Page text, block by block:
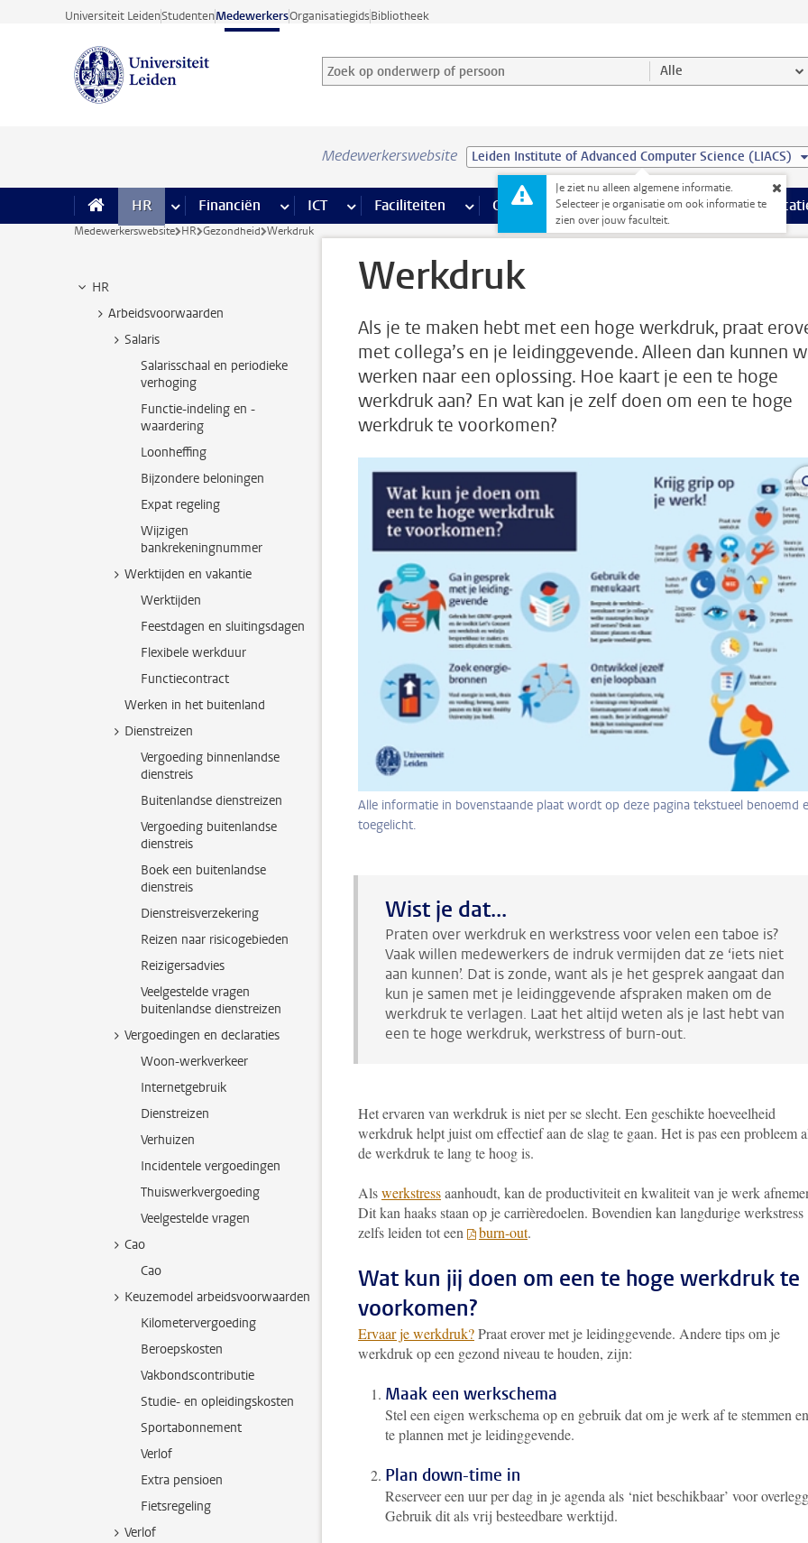
Ga direct naar de inhoud
Universiteit LeidenStudentenMedewerkersOrganisatiegidsBibliotheek
Zoek op onderwerp of persoon en selecteer categorie
Zoekterm Alle
Medewerkerswebsite Leiden Institute of Advanced Computer Science (LIACS)
Je ziet nu alleen algemene informatie.
Selecteer je organisatie om ook informatie te
zien over jouw faculteit.
HR meer HR pagina’s
Financiën meer Financiën pagina’s
ICT meer ICT pagina’s
Faciliteiten meer Faciliteiten pagina’s
Onderwijs meer Onderwijs pagina’s
Onderzoek meer Onderzoek
Medewerkerswebsite HR Gezondheid Werkdruk
HR
Arbeidsvoorwaarden
Salaris
Salarisschaal en periodieke
verhoging
Functie-indeling en -
waardering
Loonheffing
Bijzondere beloningen
Expat regeling
Wijzigen
bankrekeningnummer
Werktijden en vakantie
Werktijden
Feestdagen en sluitingsdagen
Flexibele werkduur
Functiecontract
Werken in het buitenland
Dienstreizen
Vergoeding binnenlandse
dienstreis
Buitenlandse dienstreizen
Vergoeding buitenlandse
dienstreis
Boek een buitenlandse
dienstreis
Dienstreisverzekering
Reizen naar risicogebieden
Reizigersadvies
Veelgestelde vragen
buitenlandse dienstreizen
Vergoedingen en declaraties
Woon-werkverkeer
Internetgebruik
Dienstreizen
Verhuizen
Incidentele vergoedingen
Thuiswerkvergoeding
Veelgestelde vragen
Cao
Cao
Keuzemodel arbeidsvoorwaarden
Kilometervergoeding
Beroepskosten
Vakbondscontributie
Studie- en opleidingskosten
Sportabonnement
Verlof
Extra pensioen
Fietsregeling
Verlof
Werkdruk
Als je te maken hebt met een hoge werkdruk, praat
met collega’s en je leidinggevende. Alleen dan kunnen
werken naar een oplossing. Hoe kaart je een te hoge
werkdruk aan? En wat kan je zelf doen om een te hoge
werkdruk te voorkomen?
Alle informatie in bovenstaande plaat wordt op deze pagina tekstueel benoemd
toegelicht.
Wist je dat...
Praten over werkdruk en werkstress voor velen een taboe is?
Vaak willen medewerkers de indruk vermijden dat ze ‘iets niet
aan kunnen’. Dat is zonde, want als je het gesprek aangaat dan
kun je samen met je leidinggevende afspraken maken om de
werkdruk te verlagen. Laat het altijd weten als je last hebt van
een te hoge werkdruk, werkstress of burn-out.
Het ervaren van werkdruk is niet per se slecht. Een geschikte hoeveelheid
werkdruk helpt juist om effectief aan de slag te gaan. Het is pas een probleem
de werkdruk te lang te hoog is.
Alswerkstressaanhoudt, kan de productiviteit en kwaliteit van je werk
Dit kan haaks staan op je carrièredoelen. Bovendien kan langdurige werkstress
zelfs leiden tot een
burn-out.
Wat kun jij doen om een te hoge werkdruk te
voorkomen?
Ervaar je werkdruk?Praat erover met je leidinggevende. Andere tips om je
werkdruk op een gezond niveau te houden, zijn:
Maak een werkschema
Stel een eigen werkschema op en gebruik dat om je werk af te stemmen
te plannen met je leidinggevende.
Plan down-time in
Reserveer een uur per dag in je agenda als ‘niet beschikbaar’ voor
Gebruik dit als vrij besteedbare werktijd.